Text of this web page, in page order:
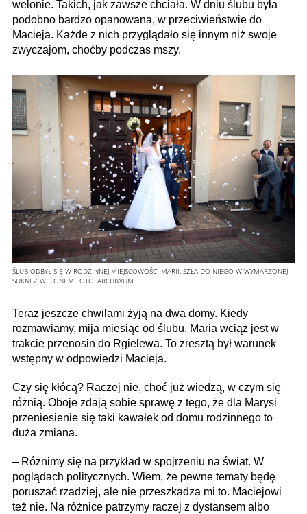
welonie. Takich, jak zawsze chciała. W dniu ślubu była
podobno bardzo opanowana, w przeciwieństwie do
Macieja. Każde z nich przyglądało się innym niż swoje
zwyczajom, choćby podczas mszy.
ŚLUB ODBYŁ SIĘ W RODZINNEJ MIEJSCOWOŚCI MARII. SZŁA DO NIEGO W WYMARZONEJ
SUKNI Z WELONEM FOTO: ARCHIWUM
Teraz jeszcze chwilami żyją na dwa domy. Kiedy
rozmawiamy, mija miesiąc od ślubu. Maria wciąż jest w
trakcie przenosin do Rgielewa. To zresztą był warunek
wstępny w odpowiedzi Macieja.
Czy się kłócą? Raczej nie, choć już wiedzą, w czym się
różnią. Oboje zdają sobie sprawę z tego, że dla Marysi
przeniesienie się taki kawałek od domu rodzinnego to
duża zmiana.
– Różnimy się na przykład w spojrzeniu na świat. W
poglądach politycznych. Wiem, że pewne tematy będę
poruszać rzadziej, ale nie przeszkadza mi to. Maciejowi
też nie. Na różnice patrzymy raczej z dystansem albo